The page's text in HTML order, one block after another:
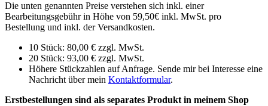
Die unten genannten Preise verstehen sich inkl. einer
Bearbeitungsgebühr in Höhe von 59,50€ inkl. MwSt. pro
Bestellung und inkl. der Versandkosten.
10 Stück: 80,00 € zzgl. MwSt.
20 Stück: 93,00 € zzgl. MwSt.
Höhere Stückzahlen auf Anfrage. Sende mir bei Interesse eine
Nachricht über mein Kontaktformular.
Erstbestellungen sind als separates Produkt in meinem Shop